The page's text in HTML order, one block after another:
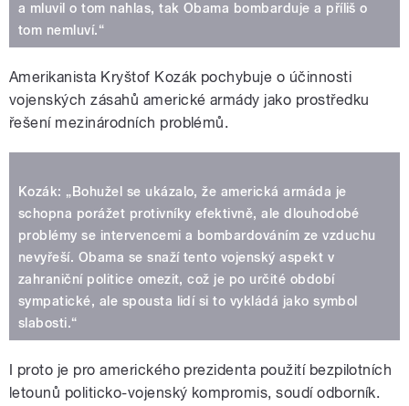
a mluvil o tom nahlas, tak Obama bombarduje a příliš o
tom nemluví.“
Amerikanista Kryštof Kozák pochybuje o účinnosti
vojenských zásahů americké armády jako prostředku
řešení mezinárodních problémů.
Kozák: „Bohužel se ukázalo, že americká armáda je
schopna porážet protivníky efektivně, ale dlouhodobé
problémy se intervencemi a bombardováním ze vzduchu
nevyřeší. Obama se snaží tento vojenský aspekt v
zahraniční politice omezit, což je po určité období
sympatické, ale spousta lidí si to vykládá jako symbol
slabosti.“
I proto je pro amerického prezidenta použití bezpilotních
letounů politicko-vojenský kompromis, soudí odborník.